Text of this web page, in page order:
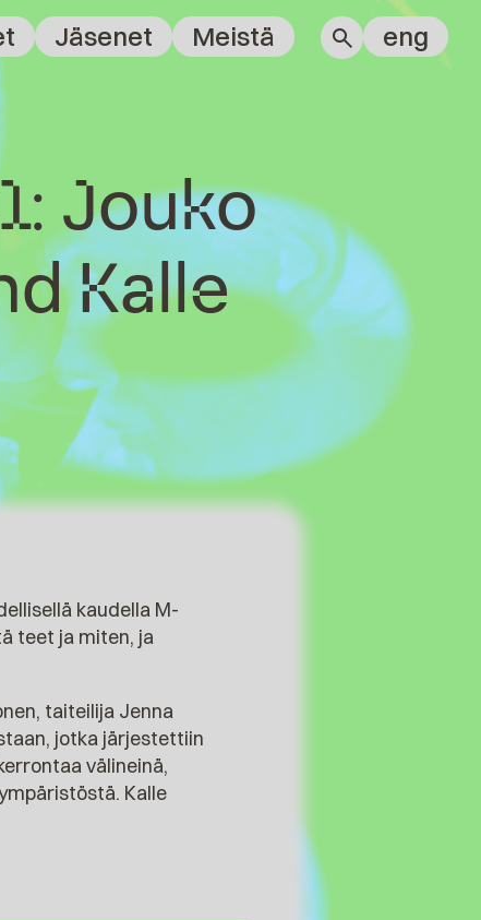
Jäsenet Meistä eng
Jouko
Kalle
kaudella M-
teet ja miten, ja
taiteilija Jenna
jotka järjestettiin
välineinä,
Kalle